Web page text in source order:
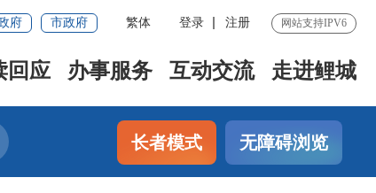
府 市政府 繁体 登录 注册 网站支持IPV6
回应 办事服务 互动交流 走进鲤城
长者模式 无障碍浏览